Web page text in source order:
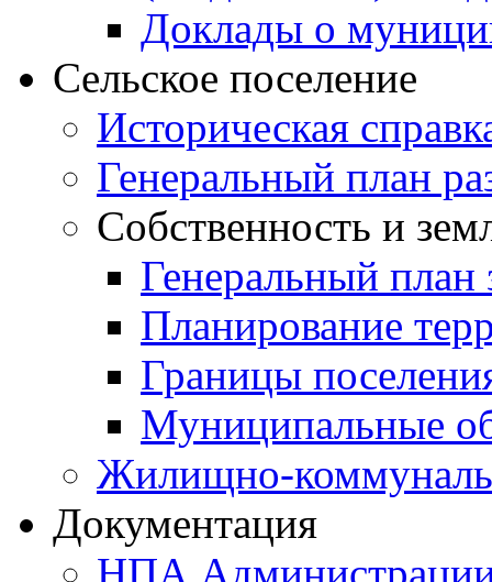
Доклады о
Сельское поселение
Историческая
Генеральный план
Собственность и
Генеральный план
Планирование
Границы
Муниципальные
Жилищно-
Документация